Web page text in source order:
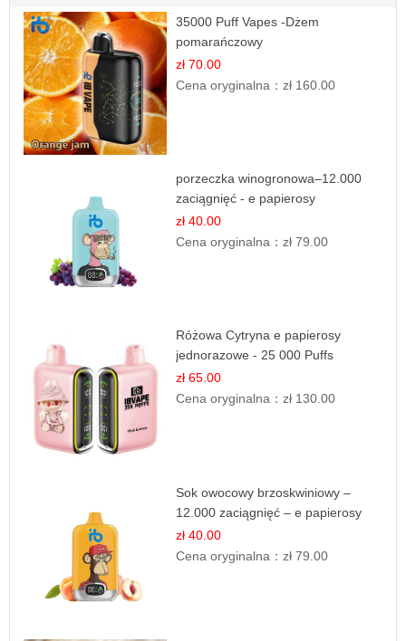
35000 Puff Vapes -Dżem
pomarańczowy
zł 70.00
Cena oryginalna：zł 160.00
porzeczka winogronowa–12.000
zaciągnięć - e papierosy
zł 40.00
Cena oryginalna：zł 79.00
Różowa Cytryna e papierosy
jednorazowe - 25 000 Puffs
zł 65.00
Cena oryginalna：zł 130.00
Sok owocowy brzoskwiniowy –
12.000 zaciągnięć – e papierosy
jednorazowe
zł 40.00
Cena oryginalna：zł 79.00